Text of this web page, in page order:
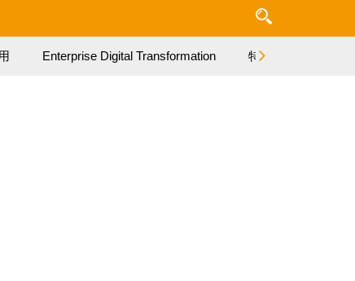
Enterprise Digital Transformation 特集